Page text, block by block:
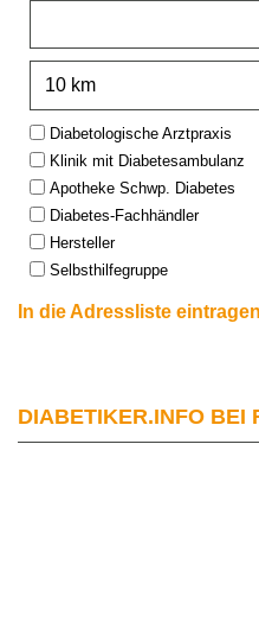
Type:Diabetologische Arztpraxis
Klinik mit Diabetesambulanz
Apotheke Schwp. Diabetes
Diabetes-Fachhändler
Hersteller
Selbsthilfegruppe
In die Adressliste eintragen
DIABETIKER.INFO BEI